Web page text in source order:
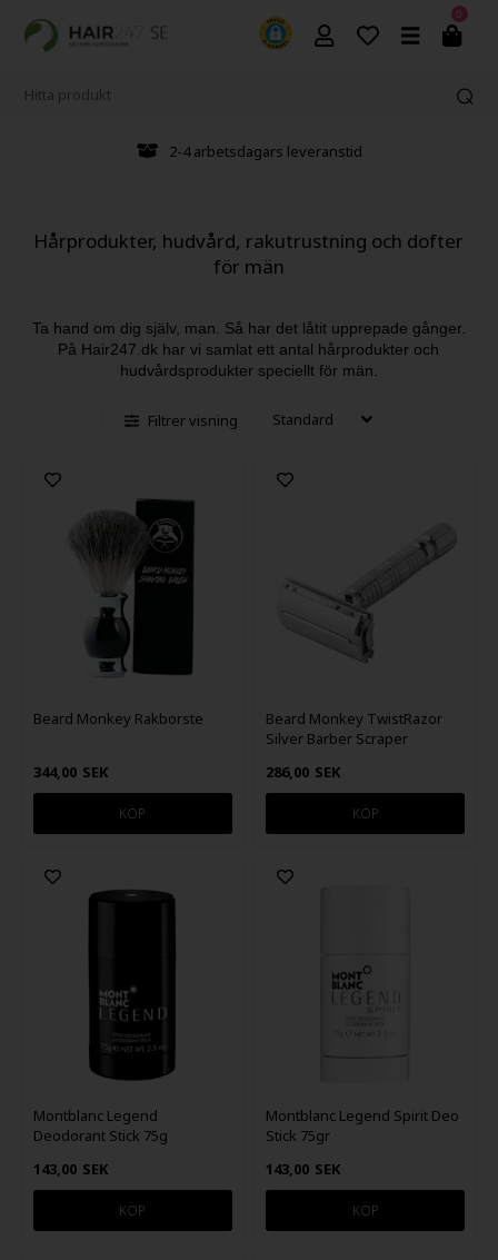
0
2-4 arbetsdagars leveranstid
Hårprodukter, hudvård, rakutrustning och dofter
för män
Ta hand om dig själv, man. Så har det låtit upprepade gånger.
På Hair247.dk har vi samlat ett antal hårprodukter och
hudvårdsprodukter speciellt för män.
Filtrer visning
Beard Monkey Rakborste
344,00 SEK
Beard Monkey TwistRazor
Silver Barber Scraper
286,00 SEK
Montblanc Legend
Deodorant Stick 75g
143,00 SEK
Montblanc Legend Spirit Deo
Stick 75gr
143,00 SEK